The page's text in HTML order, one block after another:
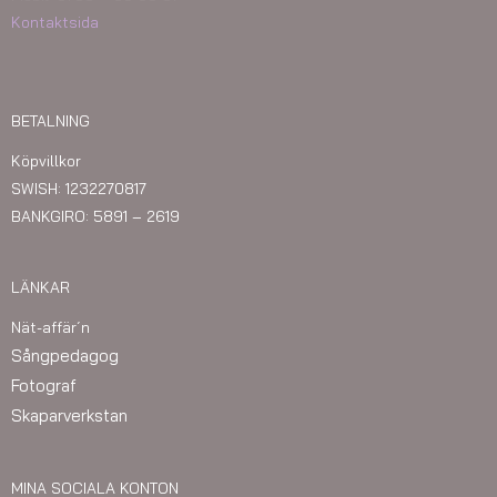
Kontaktsida
BETALNING
Köpvillkor
SWISH: 1232270817
BANKGIRO: 5891 – 2619
LÄNKAR
Nät-affär´n
Sångpedagog
Fotograf
Skaparverkstan
MINA SOCIALA KONTON